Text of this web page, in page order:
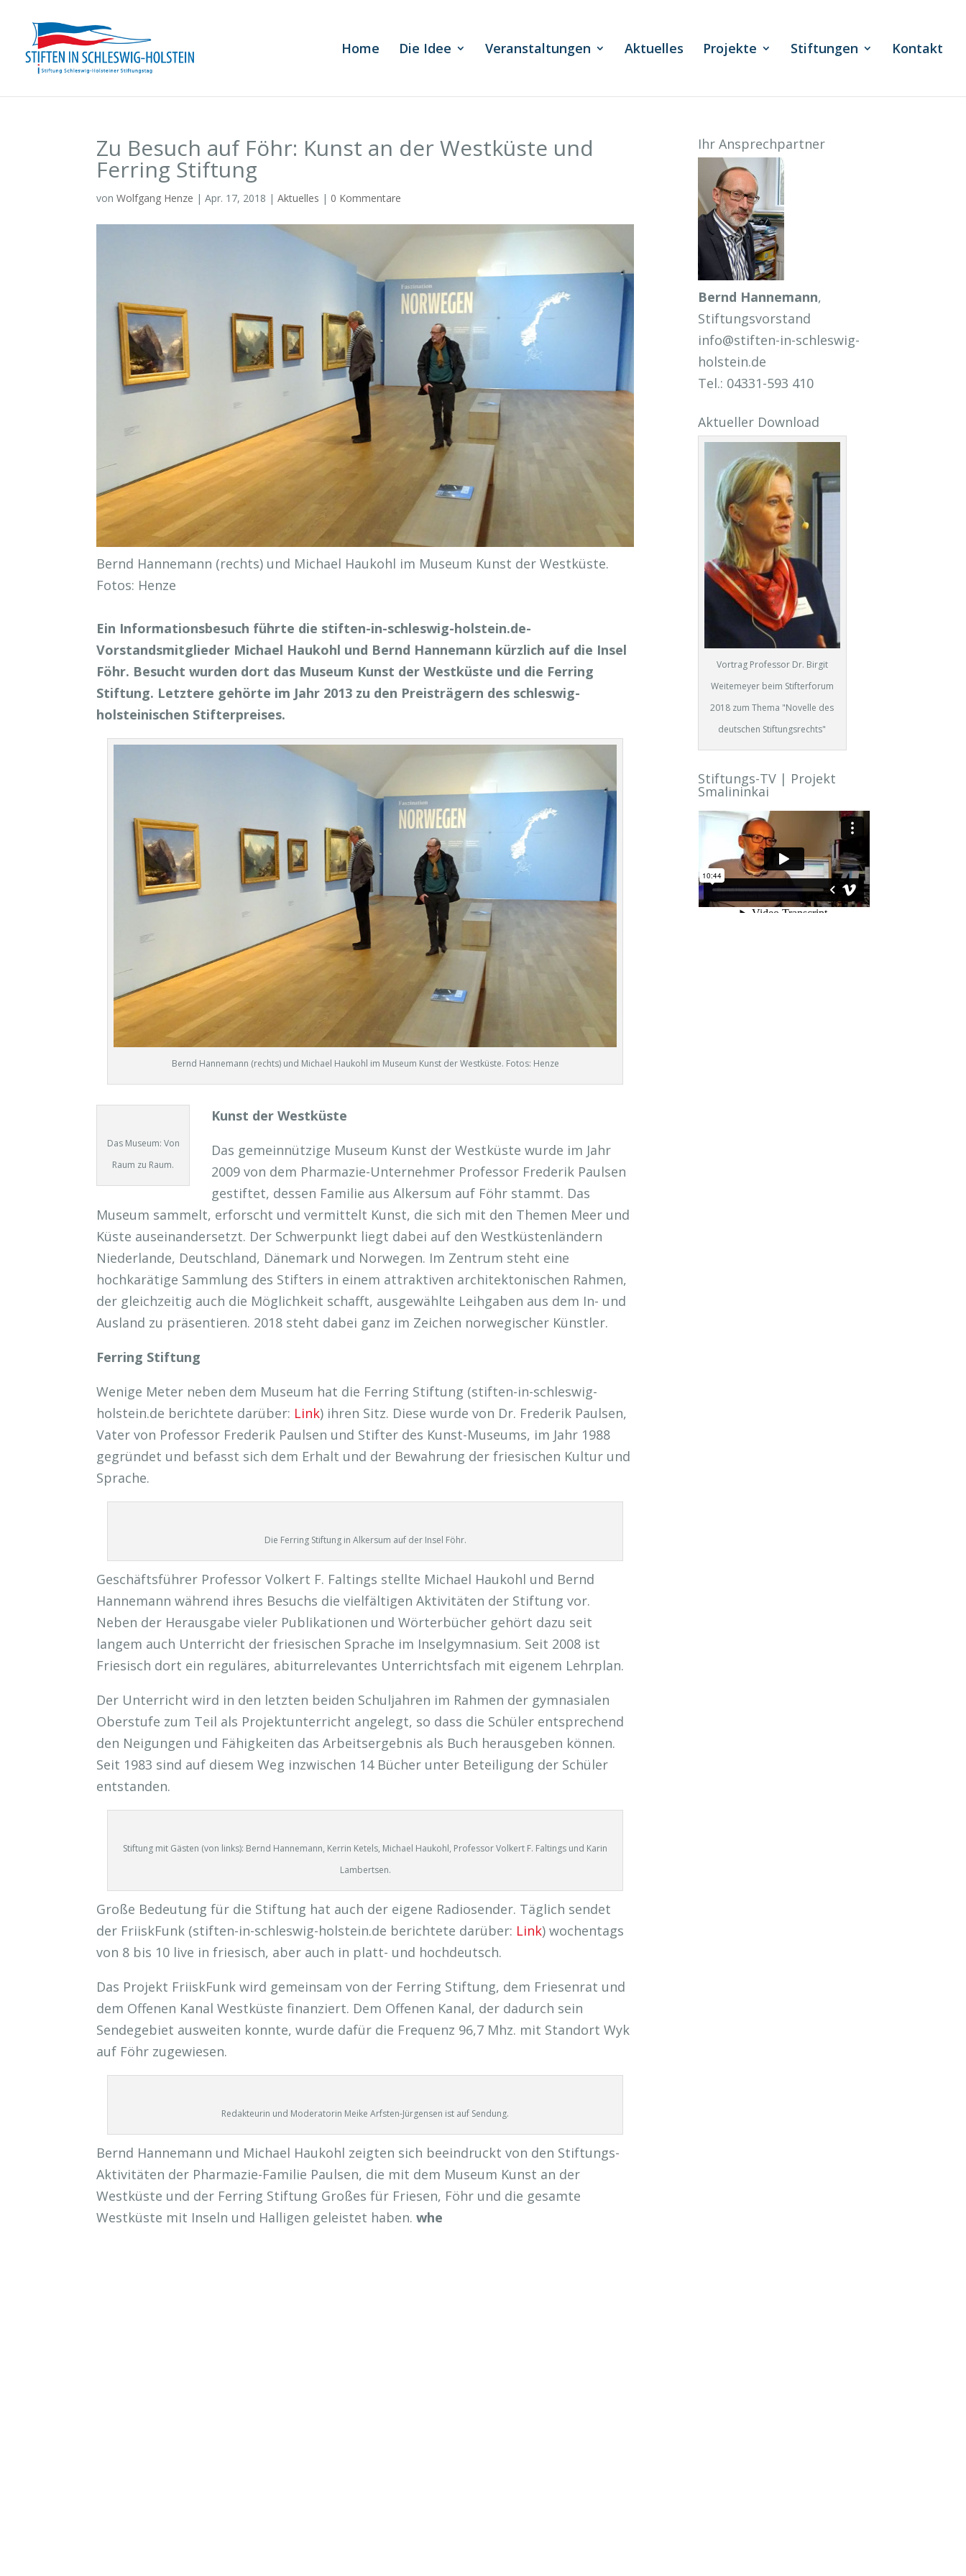
Home Die Idee Veranstaltungen Aktuelles Projekte Stiftungen Kontakt
Zu Besuch auf Föhr: Kunst an der Westküste und
Ferring Stiftung
vonWolfgang Henze |Apr. 17, 2018 |Aktuelles | 0 Kommentare
Bernd Hannemann (rechts) und Michael Haukohl im Museum Kunst der Westküste.
Fotos: Henze
Ein Informationsbesuch führte die stiften-in-schleswig-holstein.de-
Vorstandsmitglieder Michael Haukohl und Bernd Hannemann kürzlich auf die Insel
Föhr. Besucht wurden dort das Museum Kunst der Westküste und die Ferring
Stiftung. Letztere gehörte im Jahr 2013 zu den Preisträgern des schleswig-
holsteinischen Stifterpreises.
Bernd Hannemann (rechts) und Michael Haukohl im Museum Kunst der Westküste. Fotos: Henze
Das Museum: Von
Raum zu Raum.
Kunst der Westküste
Das gemeinnützige Museum Kunst der Westküste wurde im Jahr
2009 von dem Pharmazie-Unternehmer Professor Frederik Paulsen
gestiftet, dessen Familie aus Alkersum auf Föhr stammt. Das
Museum sammelt, erforscht und vermittelt Kunst, die sich mit den Themen Meer und
Küste auseinandersetzt. Der Schwerpunkt liegt dabei auf den Westküstenländern
Niederlande, Deutschland, Dänemark und Norwegen. Im Zentrum steht eine
hochkarätige Sammlung des Stifters in einem attraktiven architektonischen Rahmen,
der gleichzeitig auch die Möglichkeit schafft, ausgewählte Leihgaben aus dem In- und
Ausland zu präsentieren. 2018 steht dabei ganz im Zeichen norwegischer Künstler.
Ferring Stiftung
Wenige Meter neben dem Museum hat die Ferring Stiftung (stiften-in-schleswig-
holstein.de berichtete darüber: Link) ihren Sitz. Diese wurde von Dr. Frederik Paulsen,
Vater von Professor Frederik Paulsen und Stifter des Kunst-Museums, im Jahr 1988
gegründet und befasst sich dem Erhalt und der Bewahrung der friesischen Kultur und
Sprache.
Die Ferring Stiftung in Alkersum auf der Insel Föhr.
Geschäftsführer Professor Volkert F. Faltings stellte Michael Haukohl und Bernd
Hannemann während ihres Besuchs die vielfältigen Aktivitäten der Stiftung vor.
Neben der Herausgabe vieler Publikationen und Wörterbücher gehört dazu seit
langem auch Unterricht der friesischen Sprache im Inselgymnasium. Seit 2008 ist
Friesisch dort ein reguläres, abiturrelevantes Unterrichtsfach mit eigenem Lehrplan.
Der Unterricht wird in den letzten beiden Schuljahren im Rahmen der gymnasialen
Oberstufe zum Teil als Projektunterricht angelegt, so dass die Schüler entsprechend
den Neigungen und Fähigkeiten das Arbeitsergebnis als Buch herausgeben können.
Seit 1983 sind auf diesem Weg inzwischen 14 Bücher unter Beteiligung der Schüler
entstanden.
Stiftung mit Gästen (von links): Bernd Hannemann, Kerrin Ketels, Michael Haukohl, Professor Volkert F. Faltings und Karin
Lambertsen.
Große Bedeutung für die Stiftung hat auch der eigene Radiosender. Täglich sendet
der FriiskFunk (stiften-in-schleswig-holstein.de berichtete darüber: Link) wochentags
von 8 bis 10 live in friesisch, aber auch in platt- und hochdeutsch.
Das Projekt FriiskFunk wird gemeinsam von der Ferring Stiftung, dem Friesenrat und
dem Offenen Kanal Westküste finanziert. Dem Offenen Kanal, der dadurch sein
Sendegebiet ausweiten konnte, wurde dafür die Frequenz 96,7 Mhz. mit Standort Wyk
auf Föhr zugewiesen.
Redakteurin und Moderatorin Meike Arfsten-Jürgensen ist auf Sendung.
Bernd Hannemann und Michael Haukohl zeigten sich beeindruckt von den Stiftungs-
Aktivitäten der Pharmazie-Familie Paulsen, die mit dem Museum Kunst an der
Westküste und der Ferring Stiftung Großes für Friesen, Föhr und die gesamte
Westküste mit Inseln und Halligen geleistet haben.whe
Ihr Ansprechpartner
Bernd Hannemann,
Stiftungsvorstand
info@stiften-in-schleswig-
holstein.de
Tel.: 04331-593 410
Aktueller Download
Vortrag Professor Dr. Birgit
Weitemeyer beim Stifterforum
2018 zum Thema "Novelle des
deutschen Stiftungsrechts"
Stiftungs-TV | Projekt
Smalininkai